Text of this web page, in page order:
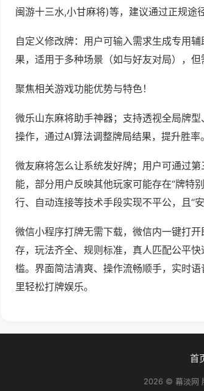
闽游十三水,小甘麻将)等，建议通过正规途
自定义修改牌：用户可输入需求生成专用
果，适用于多种场景（如与好友对局），但
聚焦相关游戏功能优势与特色！
微乐山东麻将助手神器；支持透视全局牌
操作，通过AI算法调整牌局结果，提升胜率。
微友麻将怎么让系统发好牌；用户可通过第
能，部分用户反映其他玩家可能存在“牌特
行、自动连接等技术手段实现不平公，且“安
微信小程序打牌无需下载，微信内一键打
存，玩法齐全、规则标准，真人匹配公平
槛。界面简洁清爽、操作流畅顺手，实时
里轻松打牌娱乐。
首
2026 © 幕淡网